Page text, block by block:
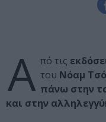
Α πό τις
του Νόαμ
πάνω στην
και στην